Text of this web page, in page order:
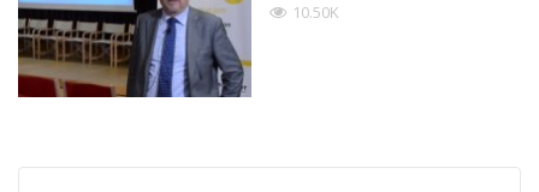
10.50K